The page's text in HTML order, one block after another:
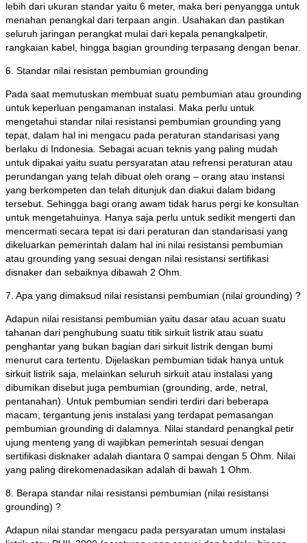
lebih dari ukuran standar yaitu 6 meter, maka beri penyangga untuk
menahan penangkal dari terpaan angin. Usahakan dan pastikan
seluruh jaringan perangkat mulai dari kepala penangkalpetir,
rangkaian kabel, hingga bagian grounding terpasang dengan benar.
6. Standar nilai resistan pembumian grounding
Pada saat memutuskan membuat suatu pembumian atau grounding
untuk keperluan pengamanan instalasi. Maka perlu untuk
mengetahui standar nilai resistansi pembumian grounding yang
tepat, dalam hal ini mengacu pada peraturan standarisasi yang
berlaku di Indonesia. Sebagai acuan teknis yang paling mudah
untuk dipakai yaitu suatu persyaratan atau refrensi peraturan atau
perundangan yang telah dibuat oleh orang – orang atau instansi
yang berkompeten dan telah ditunjuk dan diakui dalam bidang
tersebut. Sehingga bagi orang awam tidak harus pergi ke konsultan
untuk mengetahuinya. Hanya saja perlu untuk sedikit mengerti dan
mencermati secara tepat isi dari peraturan dan standarisasi yang
dikeluarkan pemerintah dalam hal ini nilai resistansi pembumian
atau grounding yang sesuai dengan nilai resistansi sertifikasi
disnaker dan sebaiknya dibawah 2 Ohm.
7. Apa yang dimaksud nilai resistansi pembumian (nilai grounding) ?
Adapun nilai resistansi pembumian yaitu dasar atau acuan suatu
tahanan dari penghubung suatu titik sirkuit listrik atau suatu
penghantar yang bukan bagian dari sirkuit listrik dengan bumi
menurut cara tertentu. Dijelaskan pembumian tidak hanya untuk
sirkuit listrik saja, melainkan seluruh sirkuit atau instalasi yang
dibumikan disebut juga pembumian (grounding, arde, netral,
pentanahan). Untuk pembumian sendiri terdiri dari beberapa
macam, tergantung jenis instalasi yang terdapat pemasangan
pembumian grounding di dalamnya. Nilai standard penangkal petir
ujung menteng yang di wajibkan pemerintah sesuai dengan
sertifikasi disknaker adalah diantara 0 sampai dengan 5 Ohm. Nilai
yang paling direkomenadasikan adalah di bawah 1 Ohm.
8. Berapa standar nilai resistansi pembumian (nilai resistansi
grounding) ?
Adapun nilai standar mengacu pada persyaratan umum instalasi